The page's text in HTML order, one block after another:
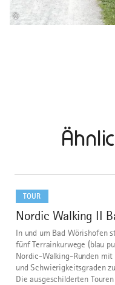
©
TOUR
1
Nordic Walking II
In und um Bad Wörishofen
fünf Terrainkurwege (blau
Nordic-Walking-Runden
und Schwierigkeitsgraden
Die ausgeschilderten
dazu